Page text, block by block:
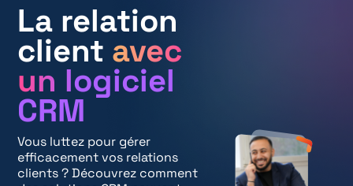
La relation
client avec
un logiciel
CRM
Vous luttez pour gérer
efficacement vos relations
clients ? Découvrez comment